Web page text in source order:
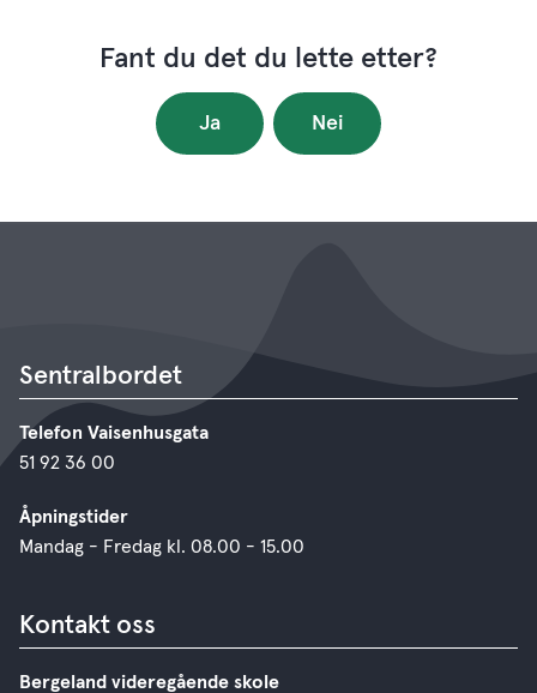
Fant du det du lette etter?
Ja Nei
Sentralbordet
Telefon Vaisenhusgata
51 92 36 00
Åpningstider
Mandag - Fredag kl. 08.00 - 15.00
Kontakt oss
Bergeland videregående skole